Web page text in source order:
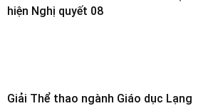
hiện Nghị quyết 08
Giải Thể thao ngành Giáo dục Lạng